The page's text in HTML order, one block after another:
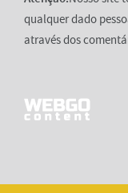
qualquer dado
através dos